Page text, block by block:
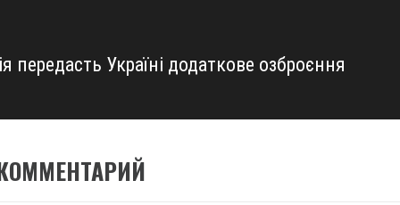
передасть Україні додаткове озброєння